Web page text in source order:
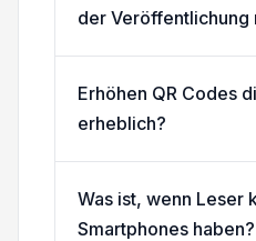
der Veröffentlichung
Erhöhen QR Codes
erheblich?
Was ist, wenn Leser
Smartphones haben?